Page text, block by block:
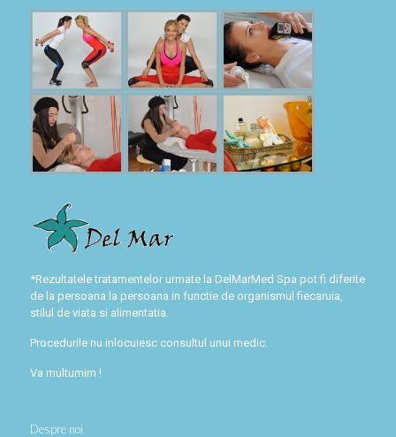
*Rezultatele tratamentelor urmate la DelMarMed Spa pot fi diferite
de la persoana la persoana in functie de organismul fiecaruia,
stilul de viata si alimentatia.
Procedurile nu inlocuiesc consultul unui medic.
Va multumim !
Despre noi